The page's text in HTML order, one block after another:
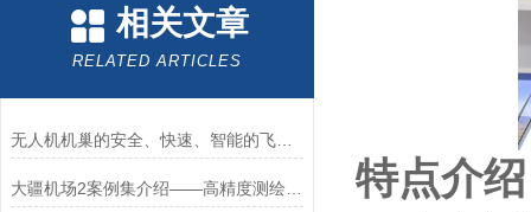
相关文章
RELATED ARTICLES
无人机机巢的安全、快速、智能的飞行管理中心
特点介